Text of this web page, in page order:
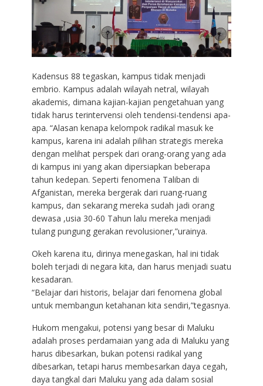
Kadensus 88 tegaskan, kampus tidak menjadi
embrio. Kampus adalah wilayah netral, wilayah
akademis, dimana kajian-kajian pengetahuan yang
tidak harus terintervensi oleh tendensi-tendensi apa-
apa. “Alasan kenapa kelompok radikal masuk ke
kampus, karena ini adalah pilihan strategis mereka
dengan melihat perspek dari orang-orang yang ada
di kampus ini yang akan dipersiapkan beberapa
tahun kedepan. Seperti fenomena Taliban di
Afganistan, mereka bergerak dari ruang-ruang
kampus, dan sekarang mereka sudah jadi orang
dewasa ,usia 30-60 Tahun lalu mereka menjadi
tulang pungung gerakan revolusioner,”urainya.
Okeh karena itu, dirinya menegaskan, hal ini tidak
boleh terjadi di negara kita, dan harus menjadi suatu
kesadaran.
“Belajar dari historis, belajar dari fenomena global
untuk membangun ketahanan kita sendiri,”tegasnya.
Hukom mengakui, potensi yang besar di Maluku
adalah proses perdamaian yang ada di Maluku yang
harus dibesarkan, bukan potensi radikal yang
dibesarkan, tetapi harus membesarkan daya cegah,
daya tangkal dari Maluku yang ada dalam sosial